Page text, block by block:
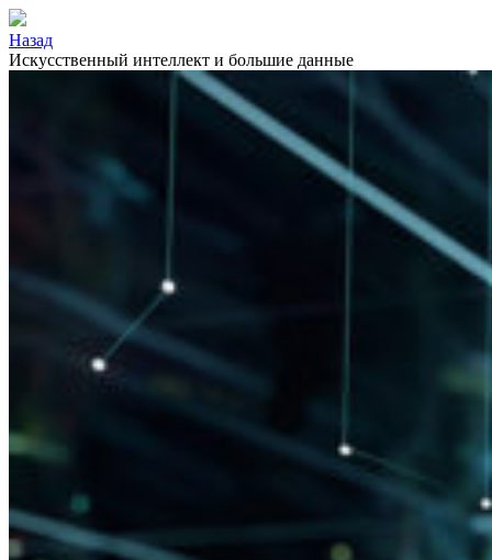
Назад
Искусственный интеллект и большие данные